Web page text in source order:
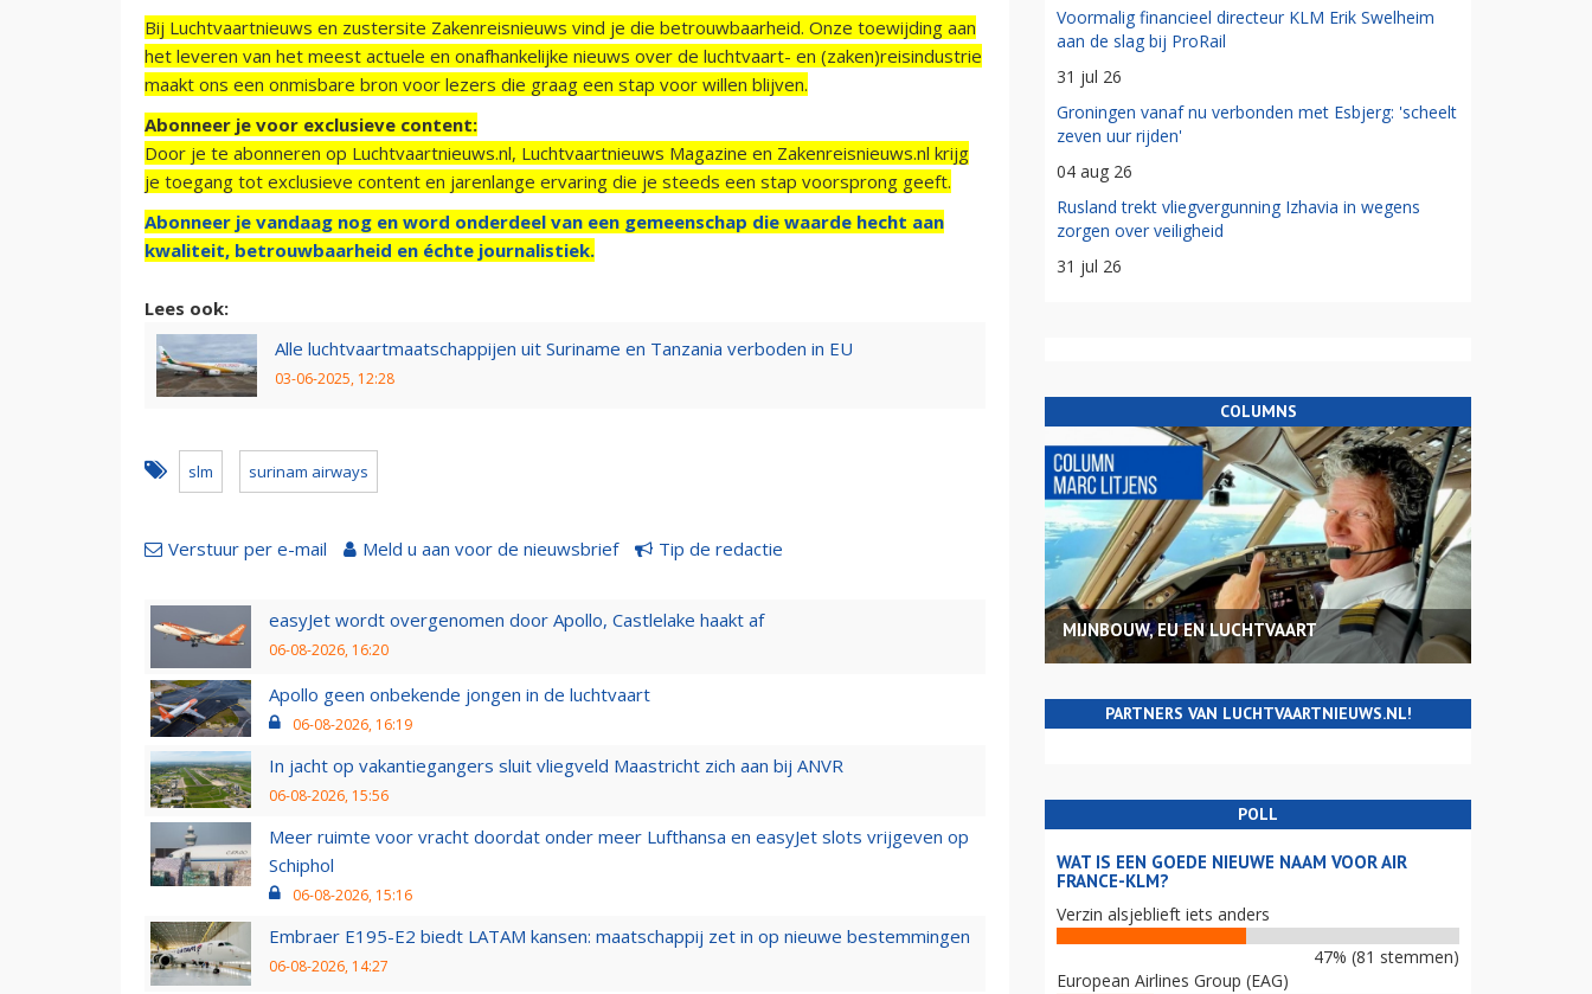
Bij Luchtvaartnieuws en zustersite Zakenreisnieuws vind je die betrouwbaarheid. Onze toewijding aan
het leveren van het meest actuele en onafhankelijke nieuws over de luchtvaart- en (zaken)reisindustrie
maakt ons een onmisbare bron voor lezers die graag een stap voor willen blijven.
Abonneer je voor exclusieve content:
Door je te abonneren op Luchtvaartnieuws.nl, Luchtvaartnieuws Magazine en Zakenreisnieuws.nl krijg
je toegang tot exclusieve content en jarenlange ervaring die je steeds een stap voorsprong geeft.
Abonneer je vandaag nog en word onderdeel van een gemeenschap die waarde hecht aan
kwaliteit, betrouwbaarheid en échte journalistiek.
Lees ook:
Alle luchtvaartmaatschappijen uit Suriname en Tanzania verboden in EU
03-06-2025, 12:28
slm surinam airways
Verstuur per e-mail Meld u aan voor de nieuwsbrief Tip de redactie
easyJet wordt overgenomen door Apollo, Castlelake haakt af
06-08-2026, 16:20
Apollo geen onbekende jongen in de luchtvaart
06-08-2026, 16:19
In jacht op vakantiegangers sluit vliegveld Maastricht zich aan bij ANVR
06-08-2026, 15:56
Meer ruimte voor vracht doordat onder meer Lufthansa en easyJet slots vrijgeven op
Schiphol
06-08-2026, 15:16
Embraer E195-E2 biedt LATAM kansen: maatschappij zet in op nieuwe bestemmingen
06-08-2026, 14:27
Voormalig financieel directeur KLM Erik Swelheim
aan de slag bij ProRail
31 jul 26
Groningen vanaf nu verbonden met Esbjerg: 'scheelt
zeven uur rijden'
04 aug 26
Rusland trekt vliegvergunning Izhavia in wegens
zorgen over veiligheid
31 jul 26
COLUMNS
MIJNBOUW, EU EN LUCHTVAART
PARTNERS VAN LUCHTVAARTNIEUWS.NL!
POLL
WAT IS EEN GOEDE NIEUWE NAAM VOOR AIR
FRANCE-KLM?
Verzin alsjeblieft iets anders
47% (81 stemmen)
European Airlines Group (EAG)